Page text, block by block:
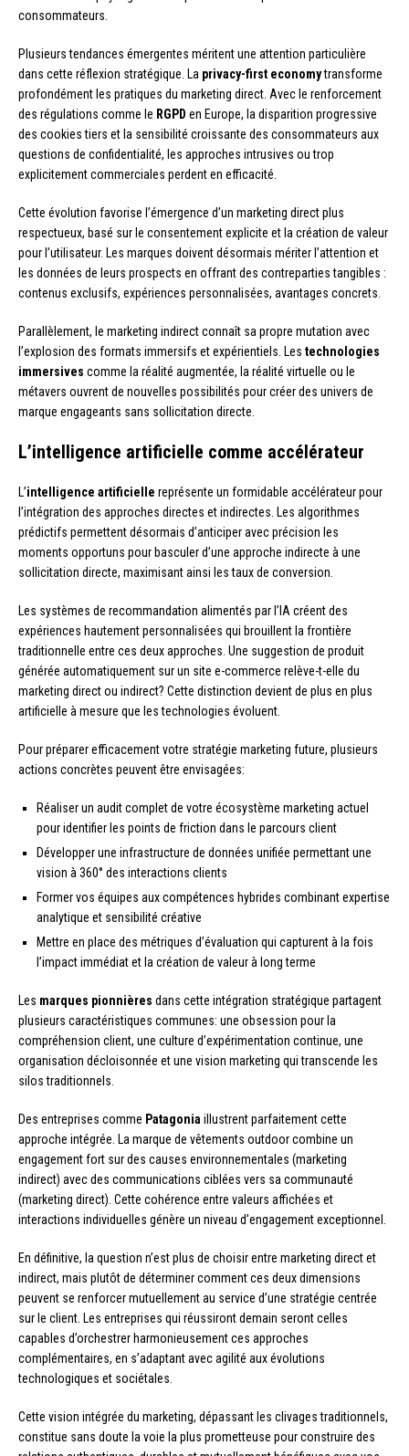
consommateurs.
Plusieurs tendances émergentes méritent une attention particulière
dans cette réflexion stratégique. La privacy-first economytransforme
profondément les pratiques du marketing direct. Avec le renforcement
des régulations comme le RGPD en Europe, la disparition progressive
des cookies tiers et la sensibilité croissante des consommateurs aux
questions de confidentialité, les approches intrusives ou trop
explicitement commerciales perdent en efficacité.
Cette évolution favorise l’émergence d’un marketing direct plus
respectueux, basé sur le consentement explicite et la création de valeur
pour l’utilisateur. Les marques doivent désormais mériter l’attention et
les données de leurs prospects en offrant des contreparties tangibles :
contenus exclusifs, expériences personnalisées, avantages concrets.
Parallèlement, le marketing indirect connaît sa propre mutation avec
l’explosion des formats immersifs et expérientiels. Les technologies
immersives comme la réalité augmentée, la réalité virtuelle ou le
métavers ouvrent de nouvelles possibilités pour créer des univers de
marque engageants sans sollicitation directe.
L’intelligence artificielle comme accélérateur
L’intelligence artificielle représente un formidable accélérateur pour
l’intégration des approches directes et indirectes. Les algorithmes
prédictifs permettent désormais d’anticiper avec précision les
moments opportuns pour basculer d’une approche indirecte à une
sollicitation directe, maximisant ainsi les taux de conversion.
Les systèmes de recommandation alimentés par l’IA créent des
expériences hautement personnalisées qui brouillent la frontière
traditionnelle entre ces deux approches. Une suggestion de produit
générée automatiquement sur un site e-commerce relève-t-elle du
marketing direct ou indirect? Cette distinction devient de plus en plus
artificielle à mesure que les technologies évoluent.
Pour préparer efficacement votre stratégie marketing future, plusieurs
actions concrètes peuvent être envisagées:
Réaliser un audit complet de votre écosystème marketing actuel
pour identifier les points de friction dans le parcours client
Développer une infrastructure de données unifiée permettant une
vision à 360° des interactions clients
Former vos équipes aux compétences hybrides combinant expertise
analytique et sensibilité créative
Mettre en place des métriques d’évaluation qui capturent à la fois
l’impact immédiat et la création de valeur à long terme
Les marques pionnières dans cette intégration stratégique partagent
plusieurs caractéristiques communes: une obsession pour la
compréhension client, une culture d’expérimentation continue, une
organisation décloisonnée et une vision marketing qui transcende les
silos traditionnels.
Des entreprises comme Patagonia illustrent parfaitement cette
approche intégrée. La marque de vêtements outdoor combine un
engagement fort sur des causes environnementales (marketing
indirect) avec des communications ciblées vers sa communauté
(marketing direct). Cette cohérence entre valeurs affichées et
interactions individuelles génère un niveau d’engagement exceptionnel.
En définitive, la question n’est plus de choisir entre marketing direct et
indirect, mais plutôt de déterminer comment ces deux dimensions
peuvent se renforcer mutuellement au service d’une stratégie centrée
sur le client. Les entreprises qui réussiront demain seront celles
capables d’orchestrer harmonieusement ces approches
complémentaires, en s’adaptant avec agilité aux évolutions
technologiques et sociétales.
Cette vision intégrée du marketing, dépassant les clivages traditionnels,
constitue sans doute la voie la plus prometteuse pour construire des